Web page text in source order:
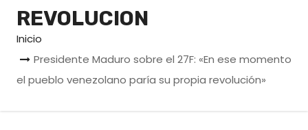
REVOLUCION
Inicio
Presidente Maduro sobre el 27F: «En ese momento
el pueblo venezolano paría su propia revolución»